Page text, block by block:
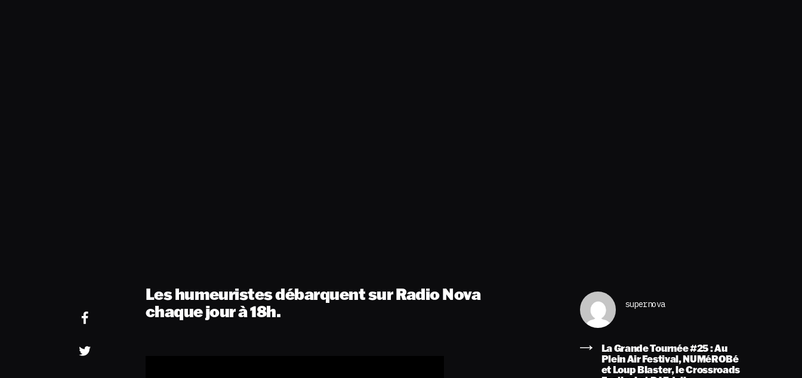
Les humeuristes débarquent sur Radio Nova
chaque jour à 18h.
supernova
La Grande Tournée #25 : Au
Plein Air Festival, NUMéROBé
et Loup Blaster, le Crossroads